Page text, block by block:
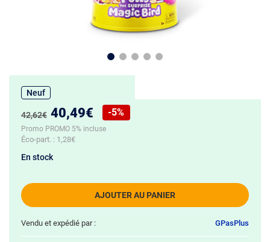
Neuf
Ancien prix :
42,62€ Nouveau prix :
40,49€
Réduction de :
-5%
Promo PROMO 5% incluse
Éco-part. : 1,28€
AJOUTER AU PANIER
En stock
Vendu et expédié par : GPasPlus